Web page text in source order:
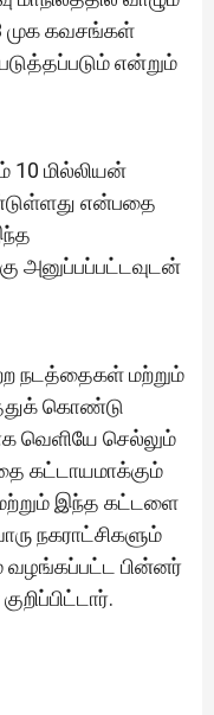
முக கவசங்கள்
என்றும்
10 மில்லியன்
என்பதை
அனுப்பப்பட்டவுடன்
நடத்தைகள் மற்றும்
கொண்டு
வெளியே செல்லும்
கட்டாயமாக்கும்
இந்த கட்டளை
நகராட்சிகளும்
வழங்கப்பட்ட பின்னர்